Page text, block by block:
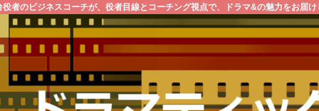
役者のビジネスコーチが、役者目線とコーチング視点で、ドラマ&の魅力をお届け